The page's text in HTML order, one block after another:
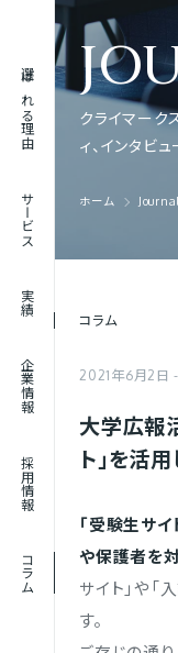
選ばれる理由
サービス
実績
企業情報
採用情報
コラム
WORK
実績
企業情報
クライマーク
ィ、インタビ
ホーム Journal
コラム
2021年6月2日
大学広報
ト」を活
「受験生サイ
や保護者を
サイト」や「
す。